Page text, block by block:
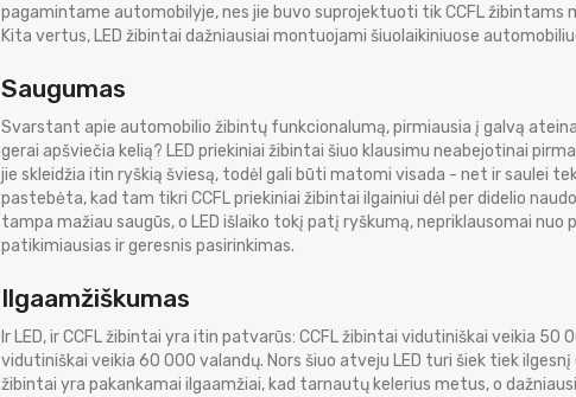
pagamintame automobilyje, nes jie buvo suprojektuoti tik CCFL
Kita vertus, LED žibintai dažniausiai montuojami šiuolaikiniuose
Saugumas
Svarstant apie automobilio žibintų funkcionalumą, pirmiausia į galvą
gerai apšviečia kelią? LED priekiniai žibintai šiuo klausimu neabejotinai
jie skleidžia itin ryškią šviesą, todėl gali būti matomi visada - net ir saulei
pastebėta, kad tam tikri CCFL priekiniai žibintai ilgainiui dėl per didelio
tampa mažiau saugūs, o LED išlaiko tokį patį ryškumą, nepriklausomai nuo
patikimiausias ir geresnis pasirinkimas.
Ilgaamžiškumas
Ir LED, ir CCFL žibintai yra itin patvarūs: CCFL žibintai vidutiniškai veikia 50
vidutiniškai veikia 60 000 valandų. Nors šiuo atveju LED turi šiek tiek
žibintai yra pakankamai ilgaamžiai, kad tarnautų kelerius metus, o